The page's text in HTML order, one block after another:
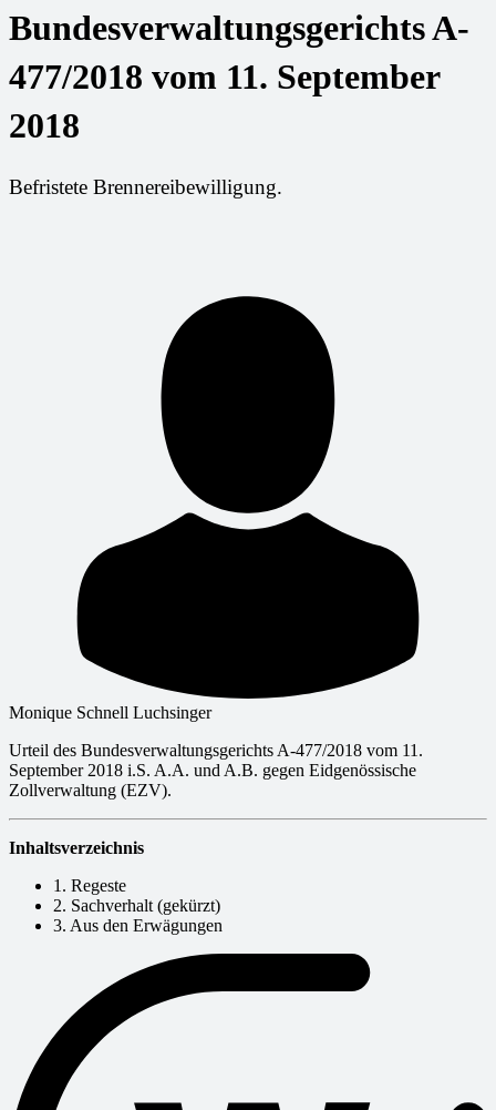
Bundesverwaltungsgerichts A-
477/2018 vom 11. September
2018
Befristete Brennereibewilligung.
Monique Schnell Luchsinger
Urteil des Bundesverwaltungsgerichts A-477/2018 vom 11.
September 2018 i.S. A.A. und A.B. gegen Eidgenössische
Zollverwaltung (EZV).
Inhaltsverzeichnis
1. Regeste
2. Sachverhalt (gekürzt)
3. Aus den Erwägungen